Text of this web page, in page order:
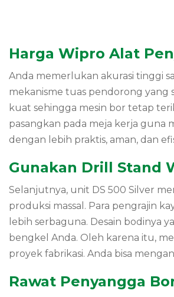
Harga Wipro Alat
Anda memerlukan akurasi tinggi
mekanisme tuas pendorong
kuat sehingga mesin bor tetap
pasangkan pada meja kerja guna
dengan lebih praktis, aman, dan
Gunakan Drill Stand
Selanjutnya, unit DS 500 Silver
produksi massal. Para pengrajin
lebih serbaguna. Desain bodinya
bengkel Anda. Oleh karena itu,
proyek fabrikasi. Anda bisa
Rawat Penyangga